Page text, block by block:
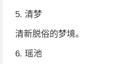
5. 清梦
清新脱俗的梦境。
6. 瑶池